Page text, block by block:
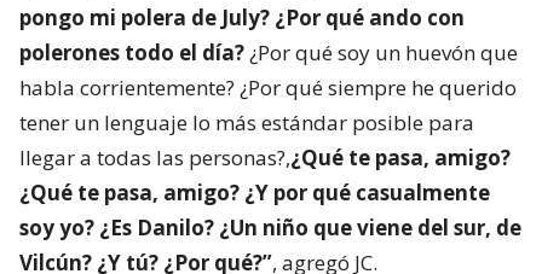
pongo mi polera de July? ¿Por qué ando con
polerones todo el día?¿Por qué soy un huevón que
habla corrientemente? ¿Por qué siempre he querido
tener un lenguaje lo más estándar posible para
llegar a todas las personas?,¿Qué te pasa, amigo?
¿Qué te pasa, amigo? ¿Y por qué casualmente
soy yo? ¿Es Danilo? ¿Un niño que viene del sur, de
Vilcún? ¿Y tú? ¿Por qué?”, agregó JC.